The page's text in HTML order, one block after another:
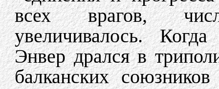
всех врагов,
увеличивалось.
Энвер дрался в
балканских